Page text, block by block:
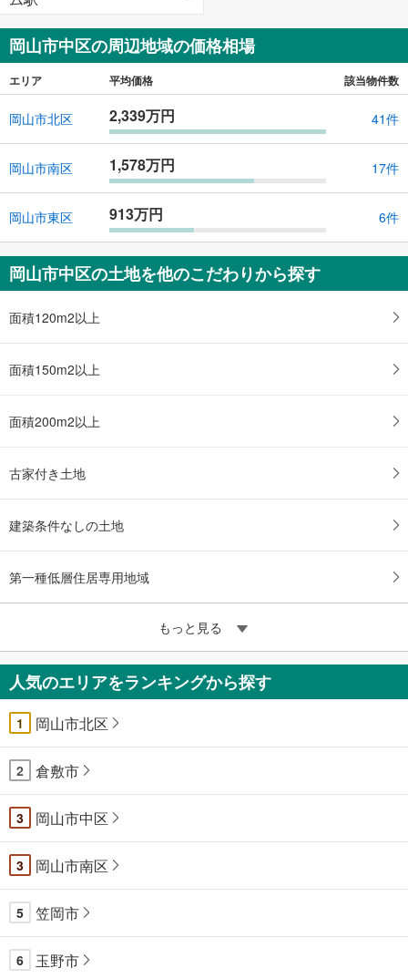
岡山市中区の周辺地域の価格相場
エリア 平均価格 該当物件数
岡山市北区 2,339万円 41件
岡山市南区 1,578万円 17件
岡山市東区 913万円 6件
岡山市中区の土地を他のこだわりから探す
面積120m2以上
面積150m2以上
面積200m2以上
古家付き土地
建築条件なしの土地
第一種低層住居専用地域
もっと見る
人気のエリアをランキングから探す
1 岡山市北区
2 倉敷市
3 岡山市中区
3 岡山市南区
5 笠岡市
6 玉野市